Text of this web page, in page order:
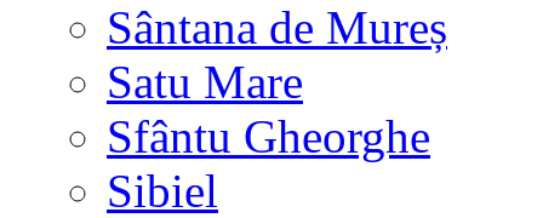
Sântana de Mureș
Satu Mare
Sfântu Gheorghe
Sibiel